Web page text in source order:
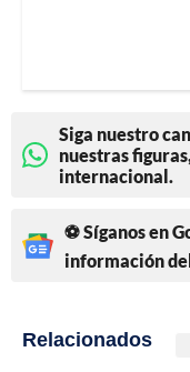
Siga nuestro
nuestras
internacional.
⚽ Síganos en
información
Relacionados